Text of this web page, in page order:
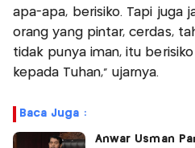
apa-apa, berisiko. Tapi juga
orang yang pintar, cerdas,
tidak punya iman, itu
kepada Tuhan,” ujarnya.
Baca Juga :
Anwar Usman